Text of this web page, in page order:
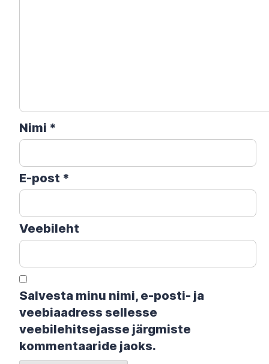
Nimi *
E-post *
Veebileht
Salvesta minu nimi, e-posti- ja
veebiaadress sellesse
veebilehitsejasse järgmiste
kommentaaride jaoks.